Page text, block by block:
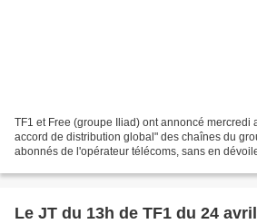
TF1 et Free (groupe Iliad) ont annoncé mercredi
accord de distribution global" des chaînes du
abonnés de l'opérateur télécoms, sans en
Le JT du 13h de TF1 du 24 avril